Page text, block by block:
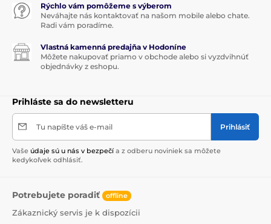
Rýchlo vám pomôžeme s výberom
Neváhajte nás kontaktovať na našom mobile alebo chate.
Radi vám poradíme.
Vlastná kamenná predajňa v Hodoníne
Môžete nakupovať priamo v obchode alebo si vyzdvihnúť
objednávky z eshopu.
Prihláste sa do newsletteru
Tu napíšte váš e-mail Prihlásiť
Vaše údaje sú u nás v bezpečí a z odberu noviniek sa môžete
kedykoľvek odhlásiť.
Potrebujete poradiť offline
Zákaznický servis je k dispozícii